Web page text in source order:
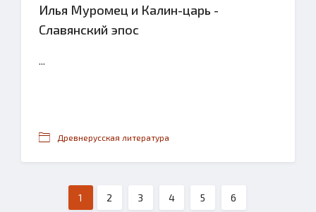
Илья Муромец и Калин-царь -
Славянский эпос
...
Древнерусская литература
1 2 3 4 5 6